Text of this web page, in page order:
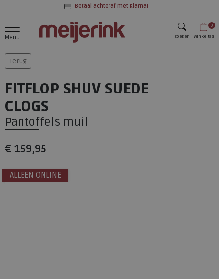
Betaal achteraf met Klarna!
Menu zoeken
0
Winkeltas
Terug
FITFLOP SHUV SUEDE
CLOGS
Pantoffels muil
€ 159,95
ALLEEN ONLINE